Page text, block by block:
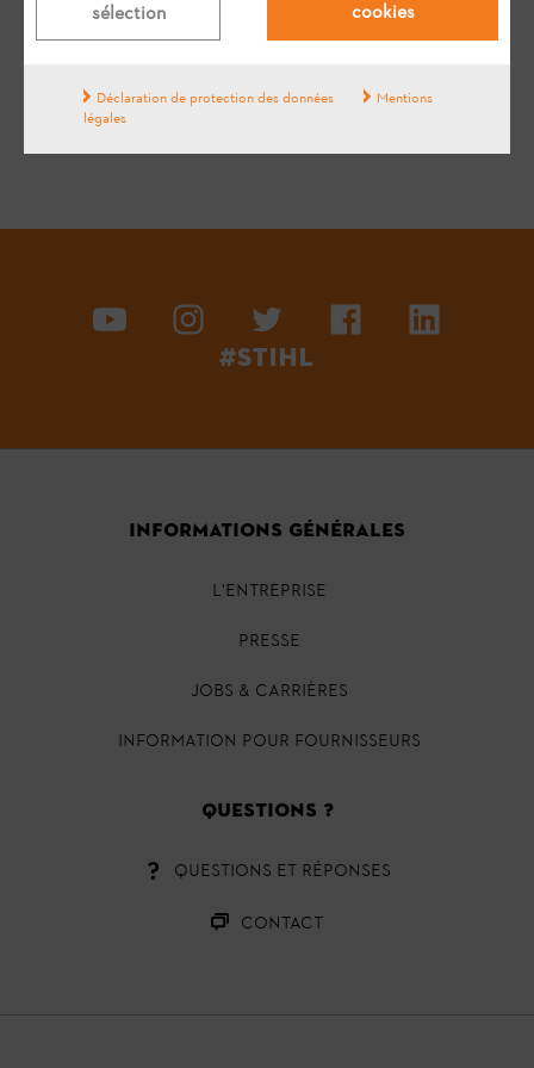
#STIHL
INFORMATIONS GÉNÉRALES
L'ENTREPRISE
PRESSE
JOBS & CARRIÈRES
INFORMATION POUR FOURNISSEURS
QUESTIONS ?
QUESTIONS ET RÉPONSES
CONTACT
sélection
cookies
Déclaration de protection des données
Mentions
légales